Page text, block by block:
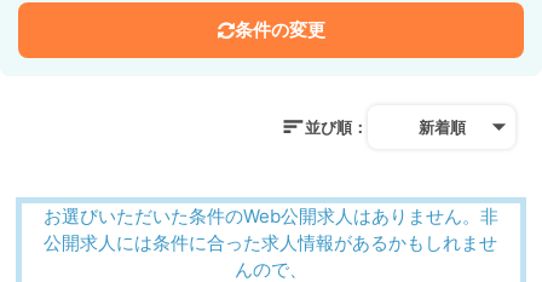
条件の変更
並び順： 新着順
お選びいただいた条件のWeb公開求人はありません。非
公開求人には条件に合った求人情報があるかもしれませ
んので、